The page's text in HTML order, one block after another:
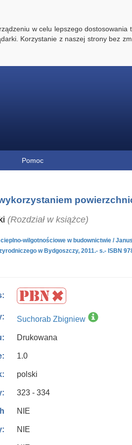
w celu lepszego dostosowania
Korzystanie z naszej strony bez
Pomoc
(Rozdział w książce)
wilgotnościowe w budownictwie /
w Bydgoszczy, 2011.- s.- ISBN
Suchorab Zbigniew
Drukowana
1.0
polski
323 - 334
NIE
NIE